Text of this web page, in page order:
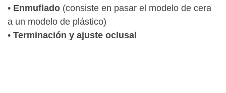
• Enmuflado (consiste en pasar el modelo de cera
a un modelo de plástico)
• Terminación y ajuste oclusal